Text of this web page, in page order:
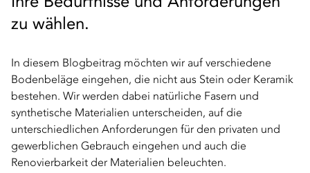
zu wählen.
In diesem Blogbeitrag möchten wir auf verschiedene
Bodenbeläge eingehen, die nicht aus Stein oder Keramik
bestehen. Wir werden dabei natürliche Fasern und
synthetische Materialien unterscheiden, auf die
unterschiedlichen Anforderungen für den privaten und
gewerblichen Gebrauch eingehen und auch die
Renovierbarkeit der Materialien beleuchten.